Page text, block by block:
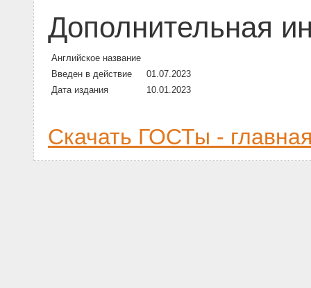
Дополнительная
Английское название
Введен в действие
01.07.2023
Дата издания
10.01.2023
Скачать ГОСТы -